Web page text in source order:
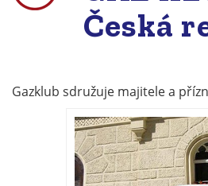
Česká
Gazklub sdružuje majitele a